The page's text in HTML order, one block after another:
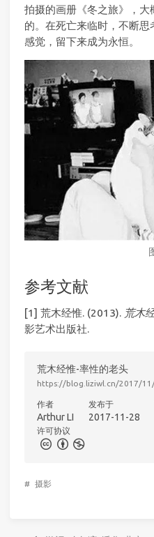
拍摄的画册《冬之旅》，
的。在死亡来临时，不断
感觉，留下来成为永恒。
参考文献
[1] 荒木经惟. (2013). 荒木
影艺术出版社.
荒木经惟-率性的老头
https://blog.liziwl.cn/2017/
作者
Arthur LI
发布于
2017-11-28
许可协议
# 摄影